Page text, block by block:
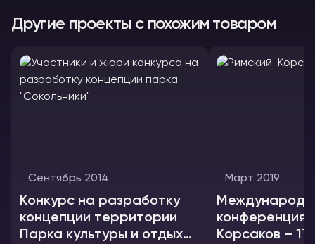
Другие проекты с похожим товаром
Сентябрь 2014
Конкурс на разработку
концепции территории
Парка культуры и отдыха
Март 2019
конференция
Корсаков –